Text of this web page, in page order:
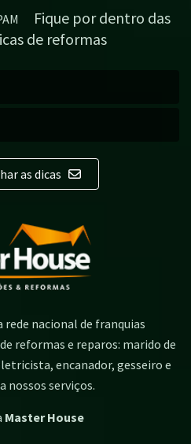
Fique por dentro das
de reformas
as dicas
rede nacional de franquias
reformas e reparos: marido de
encanador, gesseiro e
nossos serviços.
Master House